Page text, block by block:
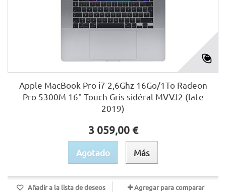
Apple MacBook Pro i7 2,6Ghz 16Go/1To Radeon
Pro 5300M 16" Touch Gris sidéral MVVJ2 (late
2019)
3 059,00 €
Agotado Más
Añadir a la lista de deseos Agregar para comparar